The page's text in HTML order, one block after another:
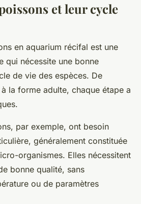
et leur cycle
en aquarium récifal est une
qui nécessite une bonne
de vie des espèces. De
la forme adulte, chaque étape a
, par exemple, ont besoin
généralement constituée
organismes. Elles nécessitent
bonne qualité, sans
ou de paramètres